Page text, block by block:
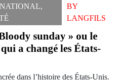
,
BY
LANGFILS
sunday » ou le
a changé les États-
dans l’histoire des États-Unis.